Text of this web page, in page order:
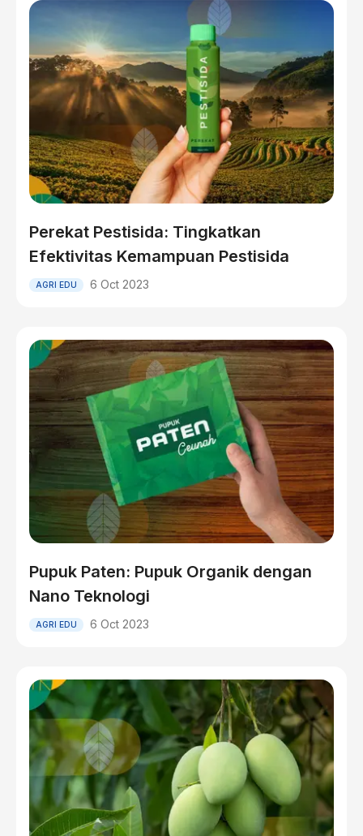
Perekat Pestisida: Tingkatkan
Efektivitas Kemampuan Pestisida
AGRI EDU 6 Oct 2023
Pupuk Paten: Pupuk Organik dengan
Nano Teknologi
AGRI EDU 6 Oct 2023